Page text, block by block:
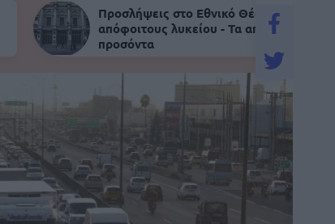
Προσλήψεις στο Εθνικό Θέατρο για
απόφοιτους λυκείου - Τα απαραίτητα
προσόντα